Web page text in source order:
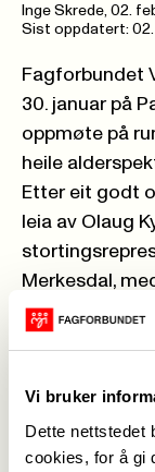
Vi bruker
Dette nettstedet
cookies, for å gi
Inge Skrede, 02.
Sist oppdatert:
Fagforbundet
30. januar på
oppmøte på
heile
Etter eit godt
leia av Olaug
Merkesdal ,
avtroppande
Oddis Erga,
middag.